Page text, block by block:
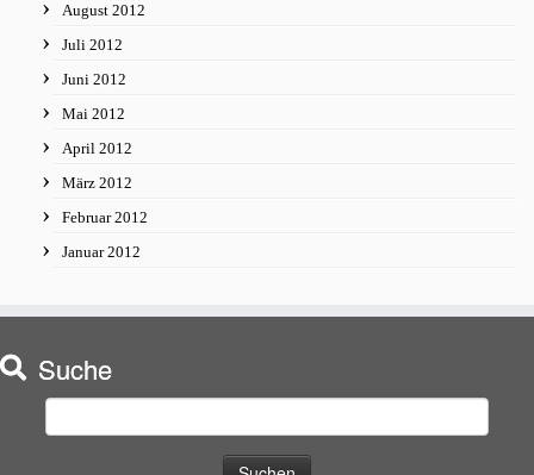
August 2012
Juli 2012
Juni 2012
Mai 2012
April 2012
März 2012
Februar 2012
Januar 2012
Suche